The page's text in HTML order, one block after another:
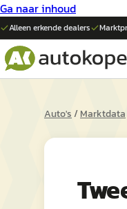
Ga naar inhoud
Alleen erkende dealers
Auto's/Marktdata